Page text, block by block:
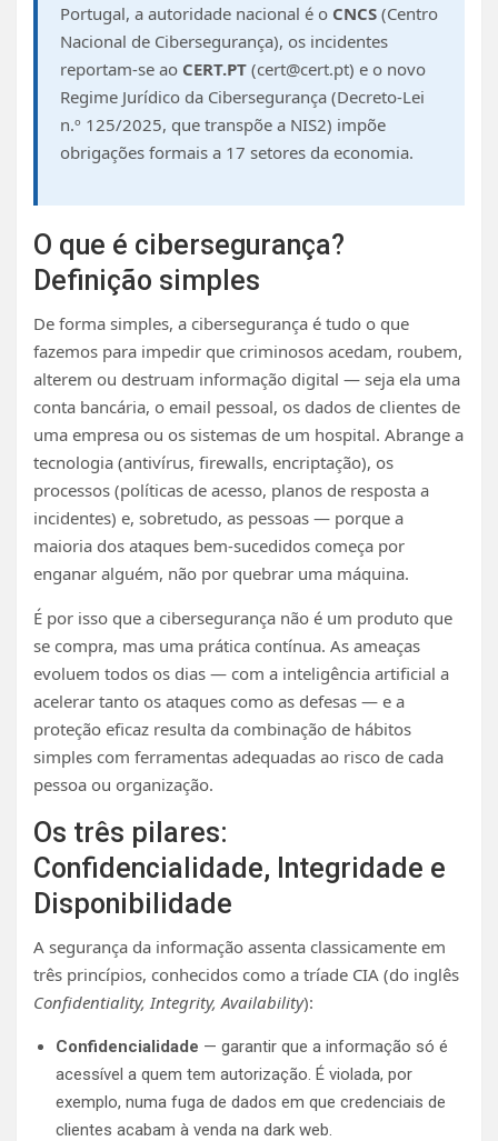
Portugal, a autoridade nacional é o CNCS (Centro
Nacional de Cibersegurança), os incidentes
reportam-se ao CERT.PT (cert@cert.pt) e o novo
Regime Jurídico da Cibersegurança (Decreto-Lei
n.º 125/2025, que transpõe a NIS2) impõe
obrigações formais a 17 setores da economia.
O que é cibersegurança?
Definição simples
De forma simples, a cibersegurança é tudo o que
fazemos para impedir que criminosos acedam, roubem,
alterem ou destruam informação digital — seja ela uma
conta bancária, o email pessoal, os dados de clientes de
uma empresa ou os sistemas de um hospital. Abrange a
tecnologia (antivírus, firewalls, encriptação), os
processos (políticas de acesso, planos de resposta a
incidentes) e, sobretudo, as pessoas — porque a
maioria dos ataques bem-sucedidos começa por
enganar alguém, não por quebrar uma máquina.
É por isso que a cibersegurança não é um produto que
se compra, mas uma prática contínua. As ameaças
evoluem todos os dias — com a inteligência artificial a
acelerar tanto os ataques como as defesas — e a
proteção eficaz resulta da combinação de hábitos
simples com ferramentas adequadas ao risco de cada
pessoa ou organização.
Os três pilares:
Confidencialidade, Integridade e
Disponibilidade
A segurança da informação assenta classicamente em
três princípios, conhecidos como a tríade CIA (do inglês
Confidentiality, Integrity, Availability):
Confidencialidade — garantir que a informação só é
acessível a quem tem autorização. É violada, por
exemplo, numa fuga de dados em que credenciais de
clientes acabam à venda na dark web.